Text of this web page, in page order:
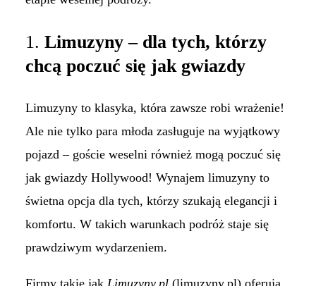
1. Limuzyny – dla tych, którzy
chcą poczuć się jak gwiazdy
Limuzyny to klasyka, która zawsze robi wrażenie!
Ale nie tylko para młoda zasługuje na wyjątkowy
pojazd – goście weselni również mogą poczuć się
jak gwiazdy Hollywood! Wynajem limuzyny to
świetna opcja dla tych, którzy szukają elegancji i
komfortu. W takich warunkach podróż staje się
prawdziwym wydarzeniem.
Firmy takie jak Limuzyny.pl(limuzyny.pl) oferują